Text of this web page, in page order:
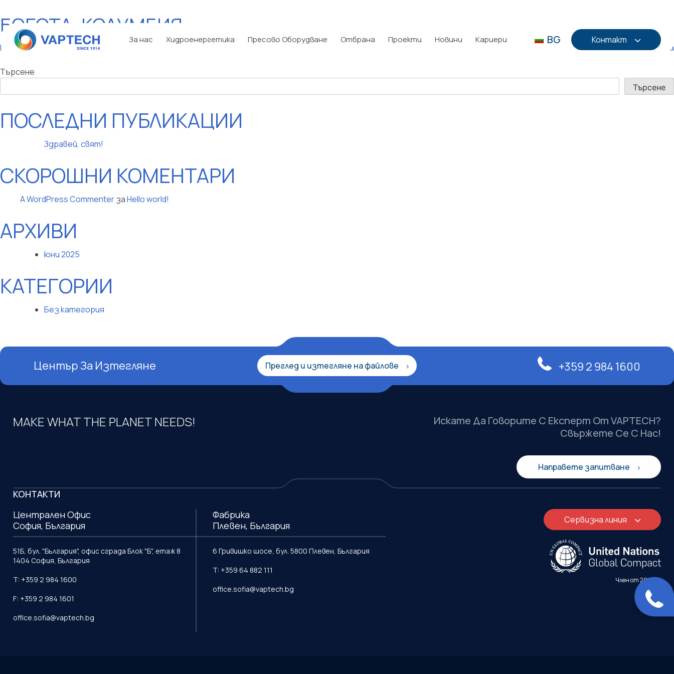
Преминаване
към
съдържанието
За нас Хидроенергетика Пресово Оборудване Отбрана Проекти Новини Кариери BG Контакт
БОГОТА, КОЛУМБИЯ
НАВИГАЦИЯ
Предишна: Сан Салвадор, Ел Салвадор Гватемала Сити, Гватемала
Търсене
Търсене
ПОСЛЕДНИ ПУБЛИКАЦИИ
Здравей, свят!
СКОРОШНИ КОМЕНТАРИ
A WordPress Commenter заHello world!
АРХИВИ
юни 2025
КАТЕГОРИИ
Без категория
Център За Изтегляне Преглед и изтегляне на файлове +359 2 984 1600
MAKE WHAT THE PLANET NEEDS!
Искате Да Говорите С Експерт От VAPTECH?
Свържете Се С Нас!
Направете запитване
КОНТАКТИ
Централен Офис
София, България
51Б, бул. "България", офис сграда Блок "Б", етаж 8
1404 София, България
T: +359 2 984 1600
F: +359 2 984 1601
office.sofia@vaptech.bg
Фабрика
Плевен, България
6 Гривишко шосе, бул. 5800 Плевен, България
T: +359 64 882 111
office.sofia@vaptech.bg
Сервизна линия
Член от 2009 г.